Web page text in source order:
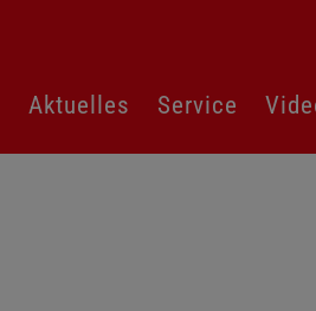
Aktuelles Service